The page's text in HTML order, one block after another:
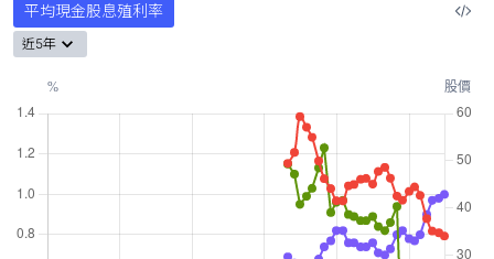
平均現金股息殖利率
近5年